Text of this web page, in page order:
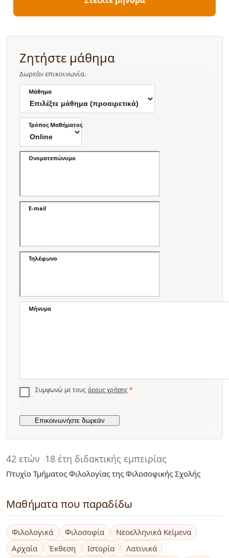
42 ετών 18 έτη διδακτικής εμπειρίας
Πτυχίο Τμήματος Φιλολογίας της Φιλοσοφικής Σχολής
Μαθήματα που παραδίδω
Φιλολογικά Φιλοσοφία
Νεοελληνικά Κείμενα
Αρχαία
Έκθεση Ιστορία
Λατινικά
Ζητήστε μάθημα
Δωρεάν επικοινωνία.
Μάθημα
Τρόπος Μαθήματος
Ονοματεπώνυμο
E-mail
Τηλέφωνο
Μήνυμα
Συμφωνώ με τους όρους χρήσης *